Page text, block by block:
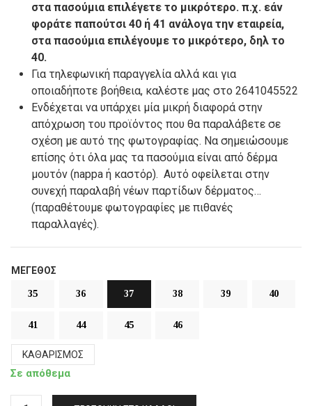
στα πασούμια επιλέγετε το μικρότερο. π.χ. εάν
φοράτε παπούτσι 40 ή 41 ανάλογα την εταιρεία,
στα πασούμια επιλέγουμε το μικρότερο, δηλ το
40.
Για τηλεφωνική παραγγελία αλλά και για
οποιαδήποτε βοήθεια, καλέστε μας στο 2641045522
Ενδέχεται να υπάρχει μία μικρή διαφορά στην
απόχρωση του προϊόντος που θα παραλάβετε σε
σχέση με αυτό της φωτογραφίας. Να σημειώσουμε
επίσης ότι όλα μας τα πασούμια είναι από δέρμα
μουτόν (nappa ή καστόρ). Αυτό οφείλεται στην
συνεχή παραλαβή νέων παρτίδων δέρματος…
(παραθέτουμε φωτογραφίες με πιθανές
παραλλαγές).
ΜΈΓΕΘΟΣ
35 36 37 38 39 40
41 44 45 46
ΚΑΘΑΡΙΣΜΌΣ
Σε απόθεμα
Γούνινες